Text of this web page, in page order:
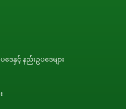
နှင့် နည်းဥပဒေများ